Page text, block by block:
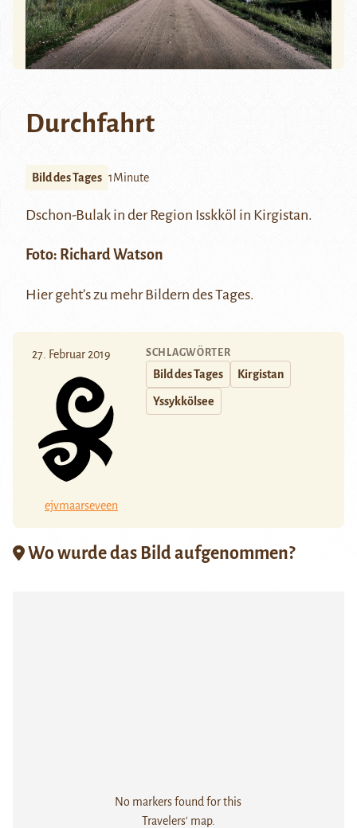
Durchfahrt
Bild des Tages 1Minute
Dschon-Bulak in der Region Isskköl in Kirgistan.
Foto: Richard Watson
Hiergeht’s zu mehr Bildern des Tages.
27. Februar 2019
ejvmaarseveen
SCHLAGWÖRTER
Bild des Tages Kirgistan
Yssykkölsee
Wo wurde das Bild aufgenommen?
No markers found for this
Travelers' map.